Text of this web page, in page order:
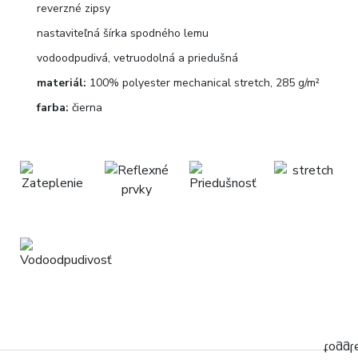
reverzné zipsy
nastaviteľná šírka spodného lemu
vodoodpudivá, vetruodolná a priedušná
materiál: 100% polyester mechanical stretch, 285 g/m²
farba: čierna